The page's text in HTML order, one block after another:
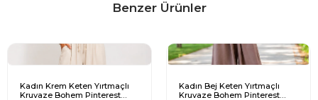
Benzer Ürünler
Kadın Krem Keten Yırtmaçlı
Kruvaze Bohem Pinterest
Kadın Bej Keten Yırtmaçlı
Kruvaze Bohem Pinterest